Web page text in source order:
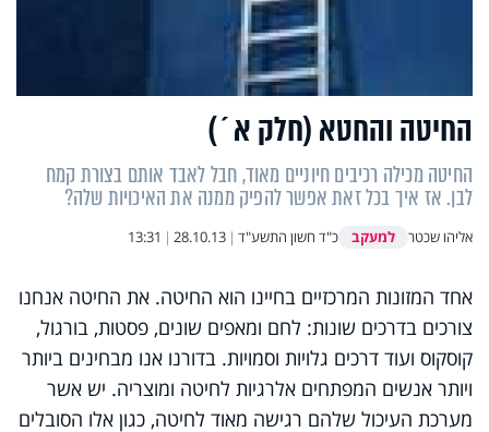
החיטה והחטא (חלק א´)
החיטה מכילה רכיבים חיוניים מאוד, חבל לאבד אותם בצורת קמח
לבן. אז איך בכל זאת אפשר להפיק ממנה את האיכויות שלה?
אליהו שכטר למעקב כ"ד חשון התשע"ד |
28.10.13
|
13:31
אחד המזונות המרכזיים בחיינו הוא החיטה. את החיטה אנחנו
צורכים בדרכים שונות: לחם ומאפים שונים, פסטות, בורגול,
קוסקוס ועוד דרכים גלויות וסמויות. בדורנו אנו מבחינים ביותר
ויותר אנשים המפתחים אלרגיות לחיטה ומוצריה. יש אשר
מערכת העיכול שלהם רגישה מאוד לחיטה, כגון אלו הסובלים